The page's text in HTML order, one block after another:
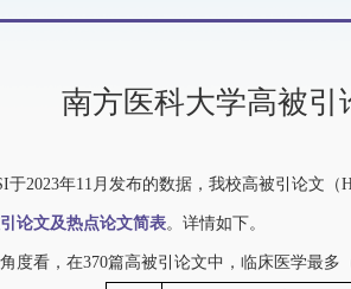
南方医科大学高被引
年11月发布的数据，我校高被引论文（
论文及热点论文简表。详情如下。
看，在370篇高被引论文中，临床医学最多（